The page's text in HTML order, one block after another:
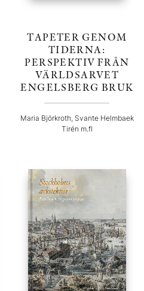
TAPETER GENOM
TIDERNA:
PERSPEKTIV FRÅN
VÄRLDSARVET
ENGELSBERG BRUK
Maria Björkroth, Svante Helmbaek
Tirén m.fl